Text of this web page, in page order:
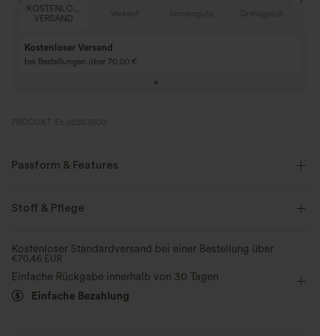
Verkauf
Kaufe 3 und erhalte 1 gratis
Kaufen Sie 4 für 3, kaufen Sie 8 für 6
PRODUKT ID: 02853600
Passform & Features
extra lang mit mittlerem Bund kegelförmig
Zwei-Wege-Stretch
Stoff & Pflege
Kostenloser Standardversand bei einer Bestellung über
€70,46 EUR
Einfache Rückgabe innerhalb von 30 Tagen
Einfache Bezahlung